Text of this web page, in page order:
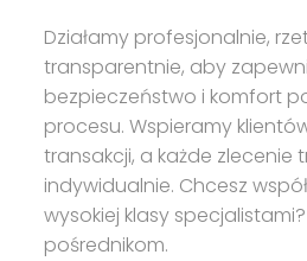
Działamy profesjonalnie,
transparentnie, aby
bezpieczeństwo i komfort
procesu. Wspieramy
transakcji, a każde zlecenie
indywidualnie. Chcesz
wysokiej klasy
pośrednikom.